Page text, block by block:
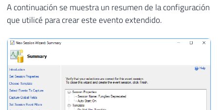
A continuación se muestra un resumen de la configuración
que utilicé para crear este evento extendido.